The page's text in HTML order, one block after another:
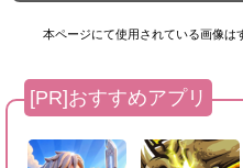
本ページにて使用されている画像は